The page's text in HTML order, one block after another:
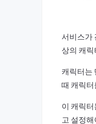
서비스가
상의 캐
캐릭터는
때 캐릭
이 캐릭
고 설정